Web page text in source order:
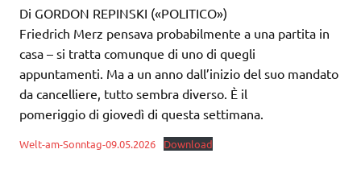
Di GORDON REPINSKI («POLITICO»)
Friedrich Merz pensava probabilmente a una partita in
casa – si tratta comunque di uno di quegli
appuntamenti. Ma a un anno dall’inizio del suo mandato
da cancelliere, tutto sembra diverso. È il
pomeriggio di giovedì di questa settimana.
Welt-am-Sonntag-09.05.2026 Download